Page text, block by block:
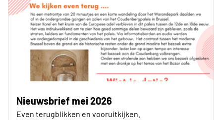
Nieuwsbrief mei 2026
Even terugblikken en vooruitkijken.